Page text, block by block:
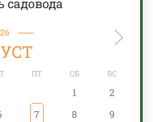
садовода
ПТ СБ ВС
1
2
7 8
9